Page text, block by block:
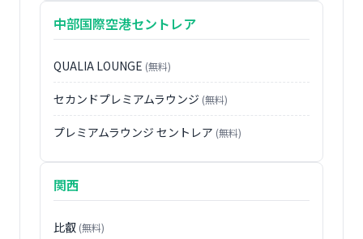
中部国際空港セントレア
QUALIA LOUNGE (無料)
セカンドプレミアムラウンジ (無料)
プレミアムラウンジ セントレア (無料)
関西
比叡 (無料)